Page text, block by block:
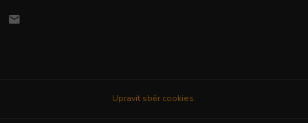
Upravit sběr cookies.